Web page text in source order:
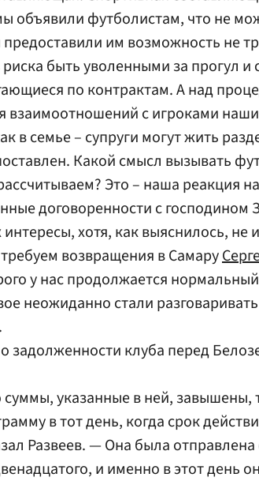
объявили футболистам, что не
предоставили им возможность не
быть уволенными за прогул и
по контрактам. А над
взаимоотношений с игроками
в семье – супруги могут жить
Какой смысл вызывать
Это – наша реакция
договоренности с господином
хотя, как выяснилось, не
возвращения в Самару
у нас продолжается
неожиданно стали
задолженности клуба перед
суммы, указанные в ней, завышены,
в тот день, когда срок
Развеев. — Она была
и именно в этот день